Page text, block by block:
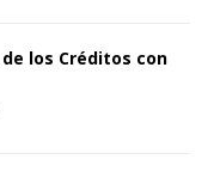
los Créditos con